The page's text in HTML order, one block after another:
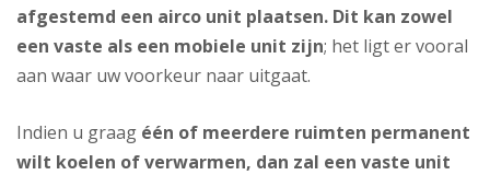
afgestemd een airco unit plaatsen. Dit kan zowel
een vaste als een mobiele unit zijn; het ligt er vooral
aan waar uw voorkeur naar uitgaat.
Indien u graag één of meerdere ruimten permanent
wilt koelen of verwarmen, dan zal een vaste unit